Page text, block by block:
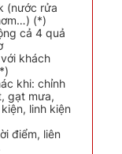
(nước rửa
(*)
cả 4 quả
khách
khi: chỉnh
gạt mưa,
linh kiện
điểm, liên